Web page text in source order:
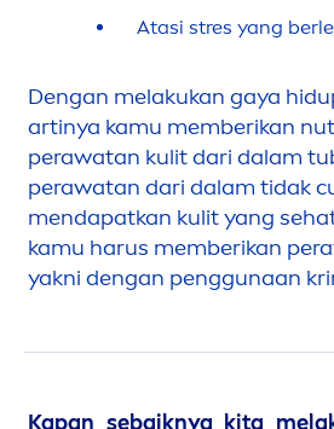
Atasi stres yang
Dengan melakukan gaya
artinya kamu memberikan
perawatan kulit dari dalam
perawatan dari dalam tidak
mendapatkan kulit yang
kamu harus memberikan
yakni dengan penggunaan
Kapan sebaiknya kita